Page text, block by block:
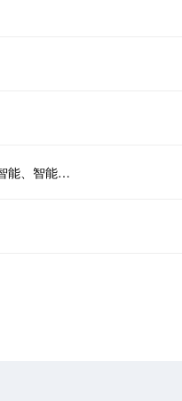
2018年度重庆市科学技术奖获奖成果152项！集中在大数据、人工智能、智能制造等领域